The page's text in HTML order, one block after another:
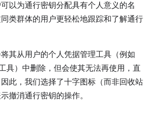
以为通行密钥分配具有个人意义的名
类群体的用户更轻松地跟踪和了解通行
其从用户的个人凭据管理工具（例如
具）中删除，但会使其无法再使用，直
此，我们选择了十字图标（而非回收站
撤消通行密钥的操作。